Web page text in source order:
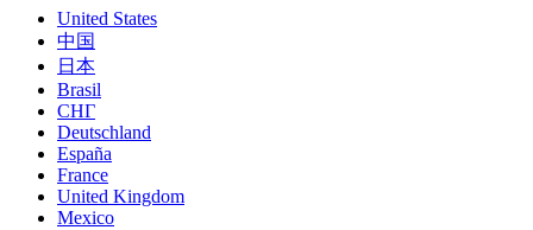
United States
中国
日本
Brasil
СНГ
Deutschland
España
France
United Kingdom
Mexico